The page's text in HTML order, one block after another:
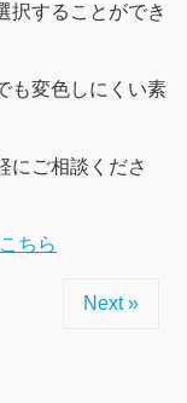
択することができ
も変色しにくい素
にご相談くださ
ちら
Next »